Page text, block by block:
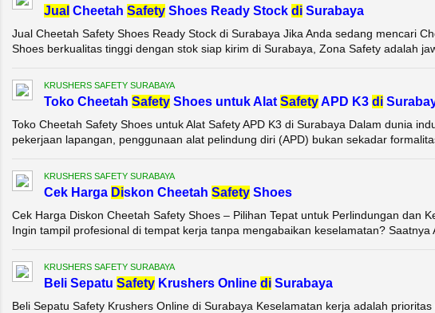
Jual Cheetah SafetyShoes Ready Stock diSurabaya
Jual Cheetah Safety Shoes Ready Stock di Surabaya Jika Anda sedang mencari
Shoes berkualitas tinggi dengan stok siap kirim di Surabaya, Zona Safety adalah
KRUSHERS SAFETY SURABAYA
Toko Cheetah SafetyShoes untuk Alat SafetyAPD K3 di
Toko Cheetah Safety Shoes untuk Alat Safety APD K3 di Surabaya Dalam dunia
pekerjaan lapangan, penggunaan alat pelindung diri (APD) bukan sekadar
KRUSHERS SAFETY SURABAYA
Cek Harga Diskon Cheetah SafetyShoes
Cek Harga Diskon Cheetah Safety Shoes – Pilihan Tepat untuk Perlindungan dan
Ingin tampil profesional di tempat kerja tanpa mengabaikan keselamatan? Saatnya
KRUSHERS SAFETY SURABAYA
Beli Sepatu SafetyKrushers Online diSurabaya
Beli Sepatu Safety Krushers Online di Surabaya Keselamatan kerja adalah